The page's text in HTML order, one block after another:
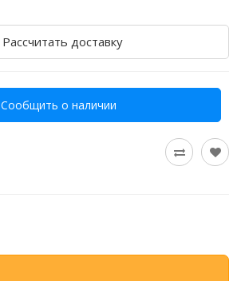
Рассчитать доставку
Сообщить о наличии